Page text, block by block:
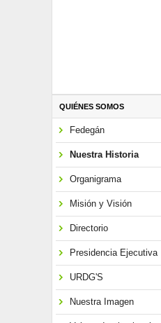
QUIÉNES SOMOS
Fedegán
Nuestra Historia
Organigrama
Misión y Visión
Directorio
Presidencia Ejecutiva
URDG'S
Nuestra Imagen